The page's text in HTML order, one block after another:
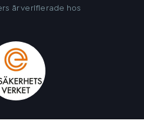
är verifierade hos